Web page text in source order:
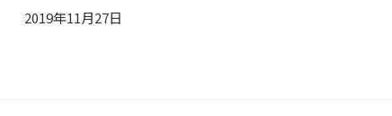
2019年11月27日